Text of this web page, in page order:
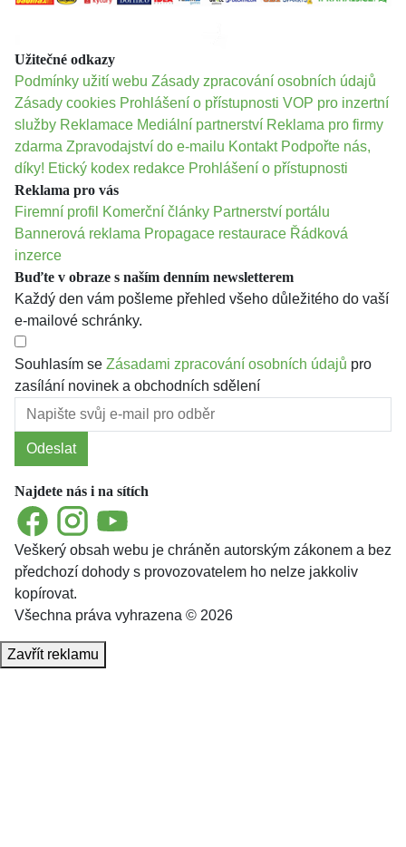
Užitečné odkazy
Podmínky užití webu Zásady zpracování osobních údajů
Zásady cookies Prohlášení o přístupnosti VOP pro inzertní
služby Reklamace Mediální partnerství Reklama pro firmy
zdarma Zpravodajství do e-mailu Kontakt Podpořte nás,
díky! Etický kodex redakce Prohlášení o přístupnosti
Reklama pro vás
Firemní profil
Komerční články Partnerství portálu
Bannerová reklama Propagace restaurace Řádková
inzerce
Buďte v obraze s naším denním newsletterem
Každý den vám pošleme přehled všeho důležitého do vaší
e-mailové schránky.
Souhlasím se Zásadami zpracování osobních údajů pro
zasílání novinek a obchodních sdělení
Odeslat
Najdete nás i na sítích
FacebookInstagramYouTube
Veškerý obsah webu je chráněn autorským zákonem a bez
předchozí dohody s provozovatelem ho nelze jakkoliv
kopírovat.
Všechna práva vyhrazena © 2026
Zavřít reklamu